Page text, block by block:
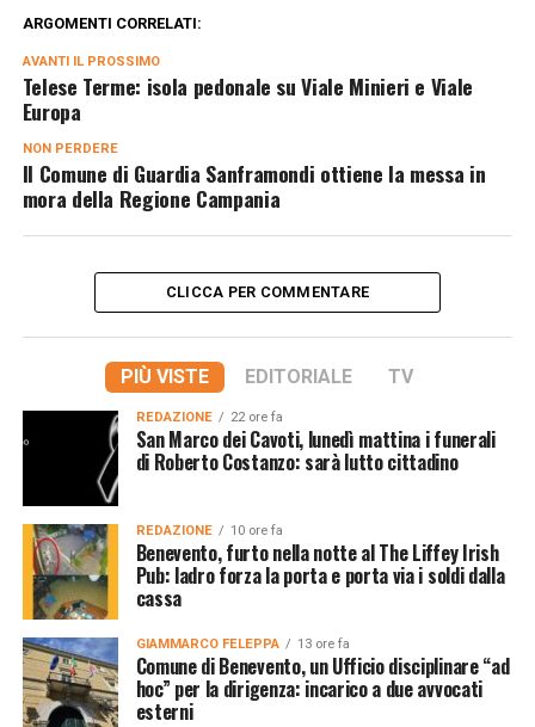
ARGOMENTI CORRELATI:
AVANTI IL ​​PROSSIMO
Telese Terme: isola pedonale su Viale Minieri e Viale
Europa
NON PERDERE
Il Comune di Guardia Sanframondi ottiene la messa in
mora della Regione Campania
CLICCA PER COMMENTARE
PIÙ VISTE EDITORIALE TV
REDAZIONE 22 ore fa
San Marco dei Cavoti, lunedì mattina i funerali
di Roberto Costanzo: sarà lutto cittadino
REDAZIONE 10 ore fa
Benevento, furto nella notte al The Liffey Irish
Pub: ladro forza la porta e porta via i soldi dalla
cassa
GIAMMARCO FELEPPA 13 ore fa
Comune di Benevento, un Ufficio disciplinare “ad
hoc” per la dirigenza: incarico a due avvocati
esterni